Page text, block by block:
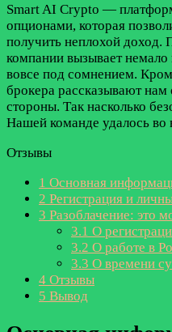
Smart AI Crypto —
опционами, которая
получить неплохой доход.
компании вызывает немало
вовсе под сомнением.
брокера рассказывают
стороны. Так насколько
Нашей команде удалось во
Отзывы
1 Основная
2 Регистрация и
3 Разоблачение: это
3.1 О
3.2 О работе в
3.3 О времени
4 Отзывы
5 Вывод